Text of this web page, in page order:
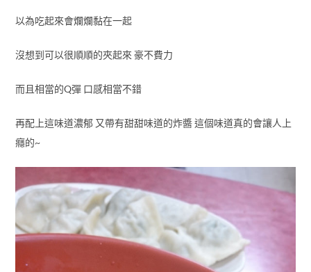
以為吃起來會爛爛黏在一起
沒想到可以很順順的夾起來 豪不費力
而且相當的Q彈 口感相當不錯
再配上這味道濃郁 又帶有甜甜味道的炸醬 這個味道真的會讓人上
癮的~